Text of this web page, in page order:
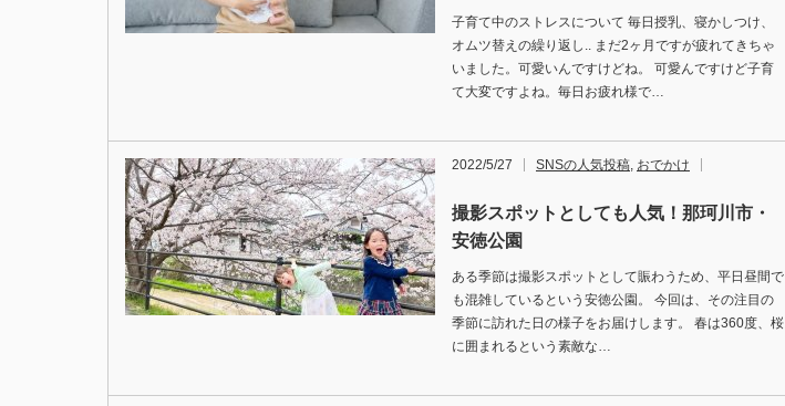
子育て中のストレスについて 毎日授乳、寝かしつけ、
オムツ替えの繰り返し.. まだ2ヶ月ですが疲れてきちゃ
いました。可愛いんですけどね。 可愛んですけど子育
て大変ですよね。毎日お疲れ様で…
2022/5/27 SNSの人気投稿, おでかけ
撮影スポットとしても人気！那珂川市・
安徳公園
ある季節は撮影スポットとして賑わうため、平日昼間で
も混雑しているという安徳公園。 今回は、その注目の
季節に訪れた日の様子をお届けします。 春は360度、桜
に囲まれるという素敵な…